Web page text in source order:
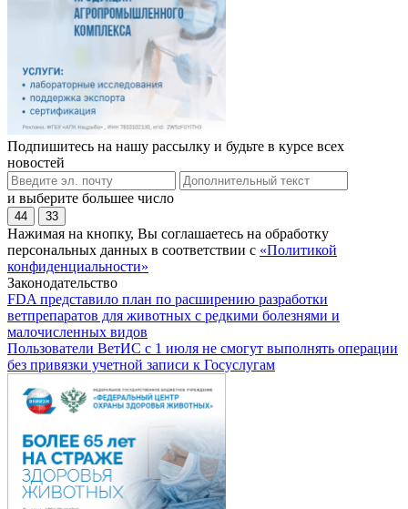
Подпишитесь на нашу рассылку и будьте в курсе всех
новостей
и выберите большее число
44 33
Нажимая на кнопку, Вы соглашаетесь на обработку
персональных данных в соответствии с «Политикой
конфиденциальности»
Законодательство
FDA представило план по расширению разработки
ветпрепаратов для животных с редкими болезнями и
малочисленных видов
Пользователи ВетИС с 1 июля не смогут выполнять операции
без привязки учетной записи к Госуслугам